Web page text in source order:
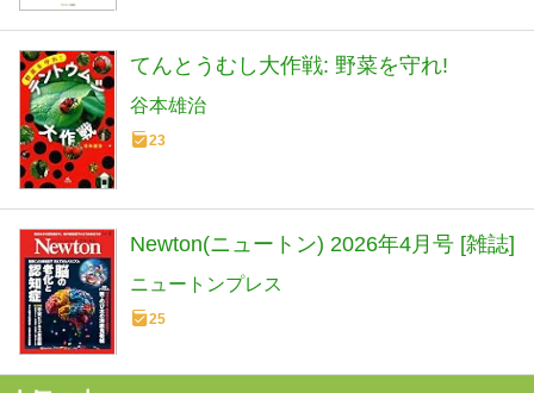
てんとうむし大作戦: 野菜を守れ!
谷本雄治
23
Newton(ニュートン) 2026年4月号 [雑誌]
ニュートンプレス
25